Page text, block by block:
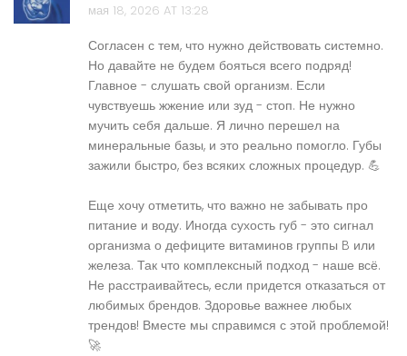
мая 18, 2026 AT 13:28
Согласен с тем, что нужно действовать системно.
Но давайте не будем бояться всего подряд!
Главное - слушать свой организм. Если
чувствуешь жжение или зуд - стоп. Не нужно
мучить себя дальше. Я лично перешел на
минеральные базы, и это реально помогло. Губы
зажили быстро, без всяких сложных процедур. 💪
Еще хочу отметить, что важно не забывать про
питание и воду. Иногда сухость губ - это сигнал
организма о дефиците витаминов группы B или
железа. Так что комплексный подход - наше всё.
Не расстраивайтесь, если придется отказаться от
любимых брендов. Здоровье важнее любых
трендов! Вместе мы справимся с этой проблемой!
🚀